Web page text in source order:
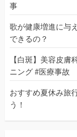
事
歌が健康増進に与
できるの？
【白斑】美容皮
ニング #医療事故
おすすめ夏休み旅
う！